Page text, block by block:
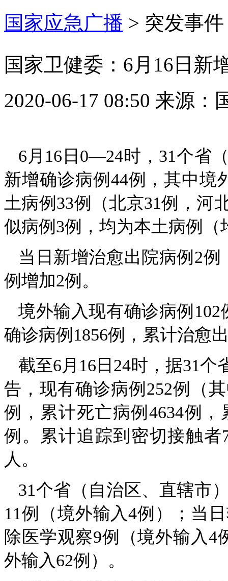
国家应急广播 > 突发事件
国家卫健委：6月16日新
2020-06-17 08:50 来源：
6月16日0—24时，31个省
新增确诊病例44例，其中境
土病例33例（北京31例，河
似病例3例，均为本土病例（
当日新增治愈出院病例2
例增加2例。
境外输入现有确诊病例
确诊病例1856例，累计治
截至6月16日24时，据31
告，现有确诊病例252例（
例，累计死亡病例4634例
例。累计追踪到密切接触者
人。
31个省（自治区、直辖市
11例（境外输入4例）；当
除医学观察9例（境外输入4
外输入62例）。